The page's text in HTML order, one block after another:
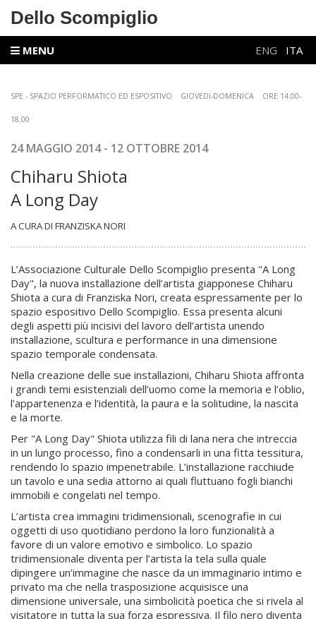
Dello Scompiglio
MENU ENG ITA
SPE - SPAZIO PERFORMATICO ED ESPOSITIVO GIOVEDì-DOMENICA ORE 14.00-
18.00
24 MAGGIO 2014 - 12 OTTOBRE 2014
Chiharu Shiota
A Long Day
A CURA DI FRANZISKA NORI
L’Associazione Culturale Dello Scompiglio presenta "A Long
Day", la nuova installazione dell’artista giapponese Chiharu
Shiota a cura di Franziska Nori, creata espressamente per lo
spazio espositivo Dello Scompiglio. Essa presenta alcuni
degli aspetti più incisivi del lavoro dell’artista unendo
installazione, scultura e performance in una dimensione
spazio temporale condensata.
Nella creazione delle sue installazioni, Chiharu Shiota affronta
i grandi temi esistenziali dell’uomo come la memoria e l’oblio,
l’appartenenza e l’identità, la paura e la solitudine, la nascita
e la morte.
Per "A Long Day" Shiota utilizza fili di lana nera che intreccia
in un lungo processo, fino a condensarli in una fitta tessitura,
rendendo lo spazio impenetrabile. L’installazione racchiude
un tavolo e una sedia attorno ai quali fluttuano fogli bianchi
immobili e congelati nel tempo.
L’artista crea immagini tridimensionali, scenografie in cui
oggetti di uso quotidiano perdono la loro funzionalità a
favore di un valore emotivo e simbolico. Lo spazio
tridimensionale diventa per l’artista la tela sulla quale
dipingere un’immagine che nasce da un immaginario intimo e
privato ma che nella trasposizione acquisisce una
dimensione universale, una simbolicità poetica che si rivela al
visitatore in tutta la sua forza espressiva. Il filo nero diventa